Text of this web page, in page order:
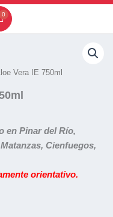
Vera IE 750ml
en Pinar del Río,
Cienfuegos,
orientativo.